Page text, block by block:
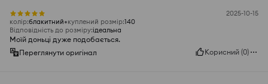
2025-10-15
колір:блакитний куплений розмір:140
Відповідність до розміру:ідеальна
Моїй доньці дуже подобається.
Переглянути оригінал
Корисний (0)